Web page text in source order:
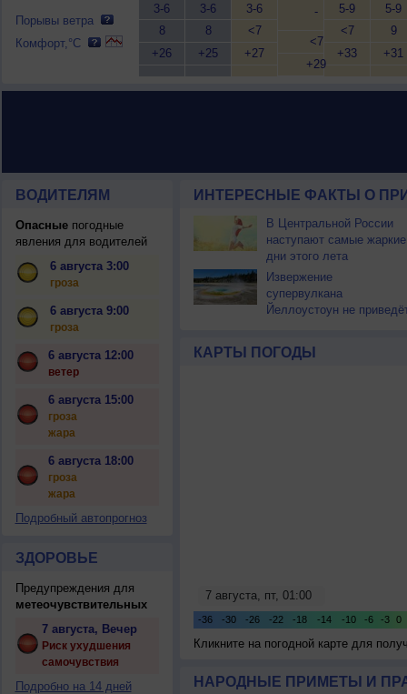
Порывы ветра
Комфорт,°C
3-6
8
+26
3-6
8
+25
3-6
<7
+27
-
<7
+29
5-9
<7
+33
5-9
9
+31
ВОДИТЕЛЯМ
Опасныепогодные
явления для водителей
6 августа 3:00
гроза
6 августа 9:00
гроза
6 августа 12:00
ветер
6 августа 15:00
гроза
жара
6 августа 18:00
гроза
жара
Подробный автопрогноз
ЗДОРОВЬЕ
Предупреждения для
метеочувствительных
7 августа, Вечер
Риск ухудшения
самочувствия
Подробно на 14 дней
ИНТЕРЕСНЫЕ ФАКТЫ О
В Центральной России
наступают самые жаркие
дни этого лета
Извержение
супервулкана
Йеллоустоун не
КАРТЫ ПОГОДЫ
Кликните на погодной карте для
НАРОДНЫЕ ПРИМЕТЫ И